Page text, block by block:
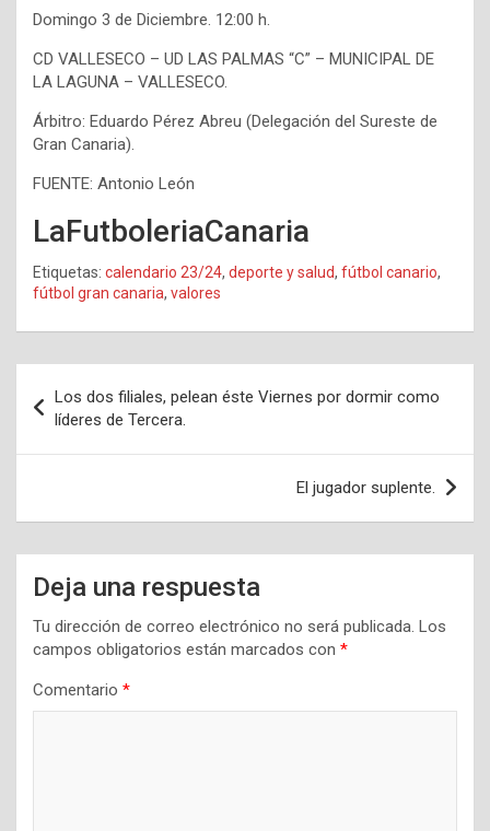
Domingo 3 de Diciembre. 12:00 h.
CD VALLESECO – UD LAS PALMAS “C” – MUNICIPAL DE
LA LAGUNA – VALLESECO.
Árbitro: Eduardo Pérez Abreu (Delegación del Sureste de
Gran Canaria).
FUENTE: Antonio León
LaFutboleriaCanaria
Etiquetas: calendario 23/24, deporte y salud, fútbol canario,
fútbol gran canaria, valores
de
entradas
Los dos filiales, pelean éste Viernes por dormir como
líderes de Tercera.
El jugador suplente.
Deja una respuesta
Tu dirección de correo electrónico no será publicada. Los
campos obligatorios están marcados con *
Comentario *